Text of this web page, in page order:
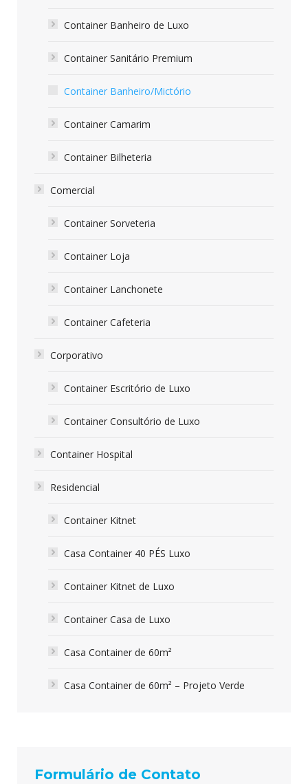
Container Banheiro de Luxo
Container Sanitário Premium
Container Banheiro/Mictório
Container Camarim
Container Bilheteria
Comercial
Container Sorveteria
Container Loja
Container Lanchonete
Container Cafeteria
Corporativo
Container Escritório de Luxo
Container Consultório de Luxo
Container Hospital
Residencial
Container Kitnet
Casa Container 40 PÉS Luxo
Container Kitnet de Luxo
Container Casa de Luxo
Casa Container de 60m²
Casa Container de 60m² – Projeto Verde
Formulário de Contato